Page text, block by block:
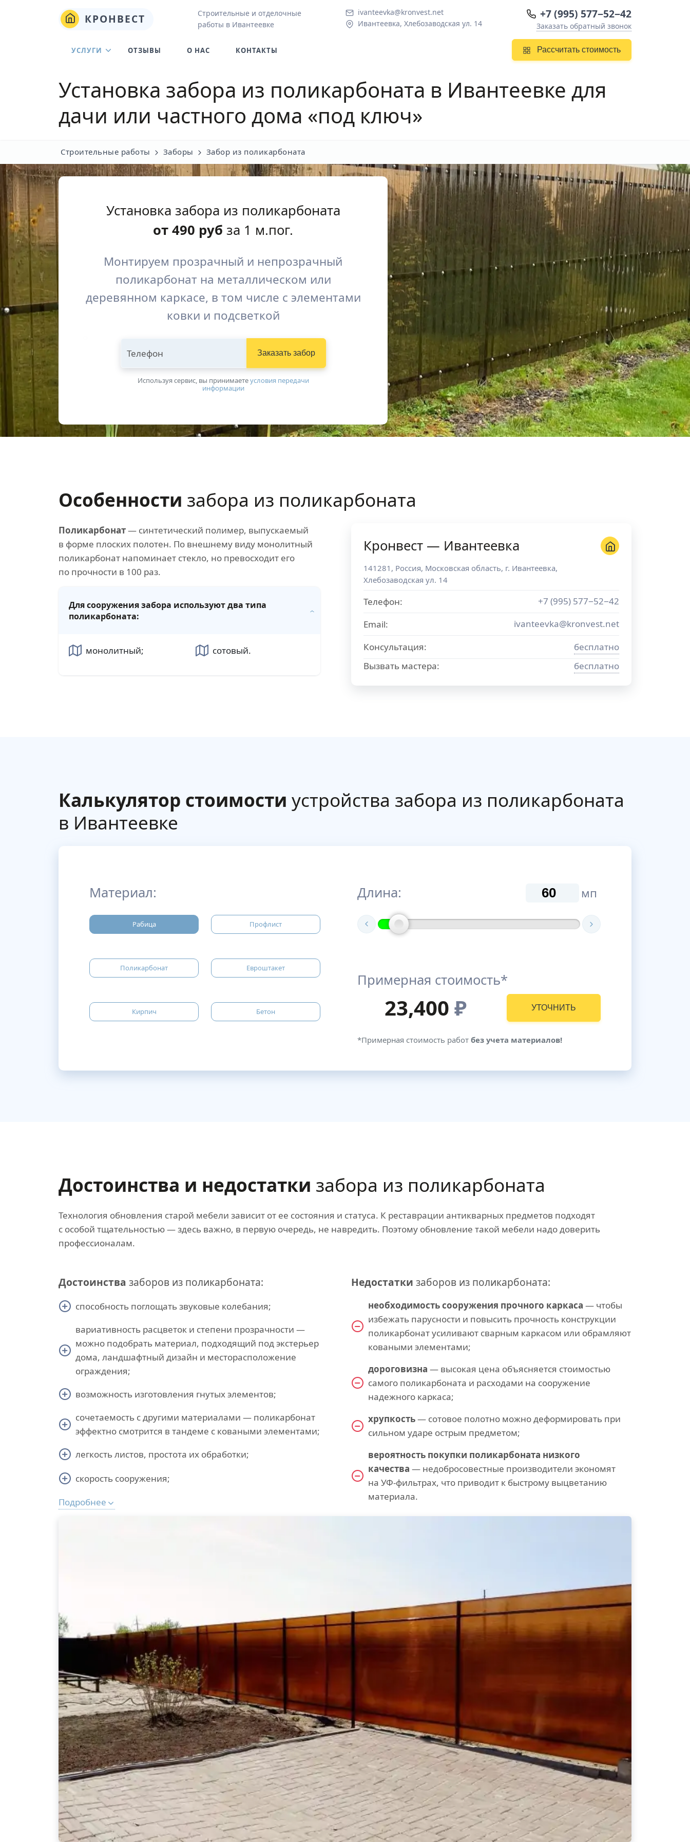
КРОНВЕСТ
Строительные и отделочные
работы в Ивантеевке
ivanteevka@kronvest.net
Ивантеевка, Хлебозаводская ул. 14
+7 (995) 577−52−42
Заказать обратный звонок
Рассчитать стоимость
УСЛУГИ ОТЗЫВЫ О НАС КОНТАКТЫ
Установка забора из поликарбоната в Ивантеевке для
дачи или частного дома «под ключ»
Строительные работы Заборы Забор из поликарбоната
Установка забора из поликарбоната
от 490 руб за 1 м.пог.
Монтируем прозрачный и непрозрачный
поликарбонат на металлическом или
деревянном каркасе, в том числе с элементами
ковки и подсветкой
Телефон Заказать забор
Используя сервис, вы принимаетeусловия передачи
информации
Особенности забора из поликарбоната
Поликарбонат— синтетический полимер, выпускаемый
в форме плоских полотен. По внешнему виду монолитный
поликарбонат напоминает стекло, но превосходит его
по прочности в 100 раз.
Для сооружения забора используют два типа
поликарбоната:
монолитный; сотовый.
Кронвест — Ивантеевка
141281 , Россия, Московская область, г. Ивантеевка,
Хлебозаводская ул. 14
Телефон:
+7 (995) 577−52−42
Email:
ivanteevka@kronvest.net
Консультация:
бесплатно
Вызвать мастера:
бесплатно
Калькулятор стоимости устройства забора из поликарбоната
в Ивантеевке
Материал:
Рабица Профлист
Поликарбонат Евроштакет
Кирпич Бетон
Длина: мп
Примерная стоимость*
23,400 ₽ УТОЧНИТЬ
*Примерная стоимость работ без учета материалов!
Достоинства и недостатки забора из поликарбоната
Технология обновления старой мебели зависит от ее состояния и статуса. К реставрации антикварных предметов подходят
с особой тщательностью — здесь важно, в первую очередь, не навредить. Поэтому обновление такой мебели надо доверить
профессионалам.
Достоинства заборов из поликарбоната:
способность поглощать звуковые колебания;
вариативность расцветок и степени прозрачности —
можно подобрать материал, подходящий под экстерьер
дома, ландшафтный дизайн и месторасположение
ограждения;
возможность изготовления гнутых элементов;
сочетаемость с другими материалами — поликарбонат
эффектно смотрится в тандеме с коваными элементами;
легкость листов, простота их обработки;
скорость сооружения;
Подробнее
Недостатки заборов из поликарбоната:
необходимость сооружения прочного каркаса — чтобы
избежать парусности и повысить прочность конструкции
поликарбонат усиливают сварным каркасом или обрамляют
коваными элементами;
дороговизна — высокая цена объясняется стоимостью
самого поликарбоната и расходами на сооружение
надежного каркаса;
хрупкость— сотовое полотно можно деформировать при
сильном ударе острым предметом;
вероятность покупки поликарбоната низкого
качества — недобросовестные производители экономят
на УФ-фильтрах, что приводит к быстрому выцветанию
материала.